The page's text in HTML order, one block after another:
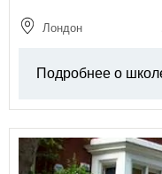
Лондон
Подробнее о